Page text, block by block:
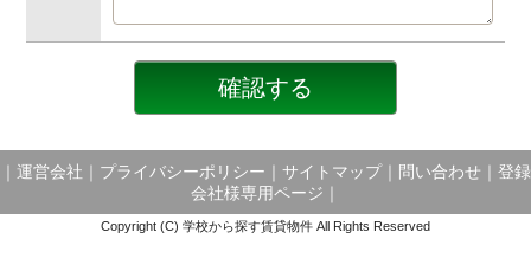
運営会社 プライバシーポリシー サイトマップ｜ 問い合わせ
登録
会社様専用ページ
Copyright (C) 学校から探す賃貸物件 All Rights Reserved